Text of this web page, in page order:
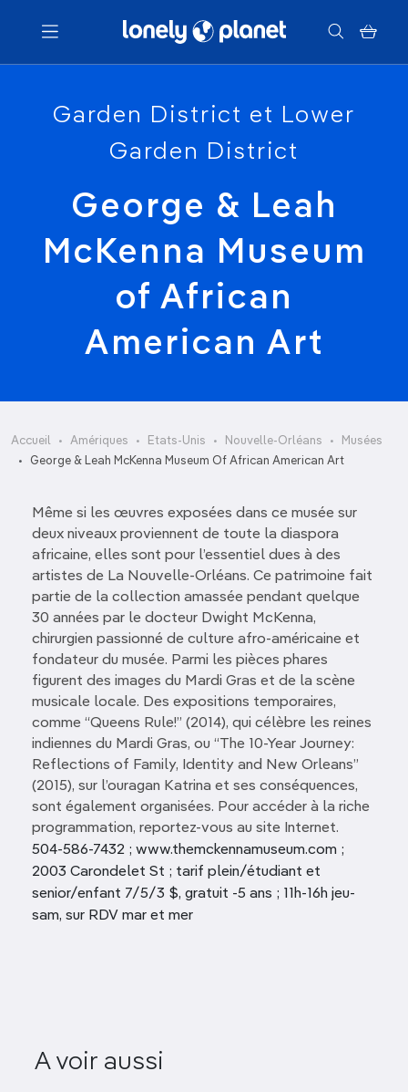
Menu
Votre recherche
Garden District et Lower
Garden District
George & Leah
McKenna Museum
of African
American Art
Accueil Amériques Etats-Unis Nouvelle-Orléans
Musées
George & Leah McKenna Museum Of African American Art
Même si les œuvres exposées dans ce musée sur
deux niveaux proviennent de toute la diaspora
africaine, elles sont pour l’essentiel dues à des
artistes de La Nouvelle-Orléans. Ce patrimoine fait
partie de la collection amassée pendant quelque
30 années par le docteur Dwight McKenna,
chirurgien passionné de culture afro-américaine et
fondateur du musée. Parmi les pièces phares
figurent des images du Mardi Gras et de la scène
musicale locale. Des expositions temporaires,
comme “Queens Rule!” (2014), qui célèbre les reines
indiennes du Mardi Gras, ou “The 10-Year Journey:
Reflections of Family, Identity and New Orleans”
(2015), sur l’ouragan Katrina et ses conséquences,
sont également organisées. Pour accéder à la riche
programmation, reportez-vous au site Internet.
504-586-7432 ; www.themckennamuseum.com ;
2003 Carondelet St ; tarif plein/étudiant et
senior/enfant 7/5/3 $, gratuit -5 ans ; 11h-16h jeu-
sam, sur RDV mar et mer
A voir aussi
Art